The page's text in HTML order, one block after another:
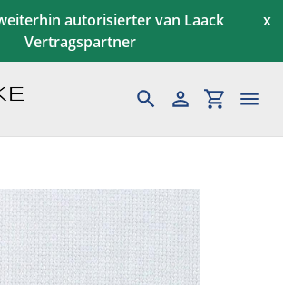
autorisierter van Laack
Vertragspartner
x
SuchenEinloggen